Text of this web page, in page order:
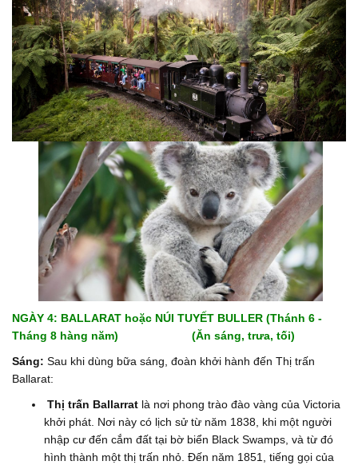
NGÀY 4: BALLARAT hoặc NÚI TUYẾT BULLER (Thánh 6 -
Tháng 8 hàng năm) (Ăn sáng, trưa, tối)
Sáng: Sau khi dùng bữa sáng, đoàn khởi hành đến Thị trấn
Ballarat:
Thị trấn Ballarrat là nơi phong trào đào vàng của Victoria
khởi phát. Nơi này có lịch sử từ năm 1838, khi một người
nhập cư đến cắm đất tại bờ biển Black Swamps, và từ đó
hình thành một thị trấn nhỏ. Đến năm 1851, tiếng gọi của